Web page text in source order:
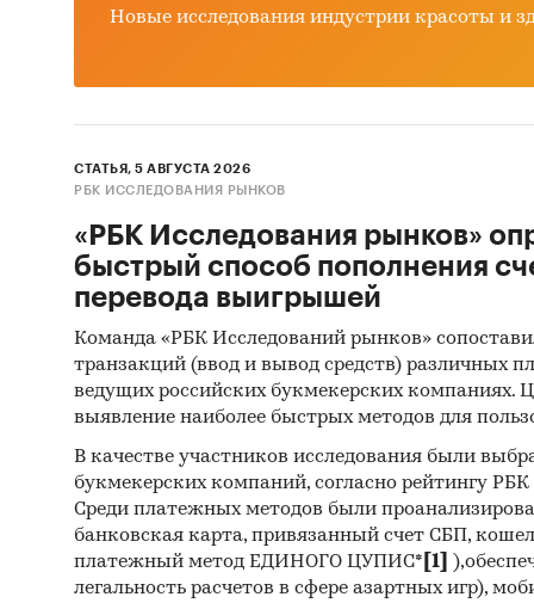
в
данных
пленок
Новые исследования индустрии красоты и
СТАТЬЯ, 5 АВГУСТА 2026
РБК ИССЛЕДОВАНИЯ РЫНКОВ
«РБК Исследования рынков»
быстрый способ пополнения
перевода выигрышей
Команда «РБК Исследований рынков»
транзакций (ввод и вывод средств) различных
ведущих российских букмекерских компаниях.
выявление наиболее быстрых методов для
В качестве участников исследования были
букмекерских компаний, согласно рейтингу
Среди платежных методов были
банковская карта, привязанный счет СБП,
платежный метод ЕДИНОГО ЦУПИС* [1]
легальность расчетов в сфере азартных игр),